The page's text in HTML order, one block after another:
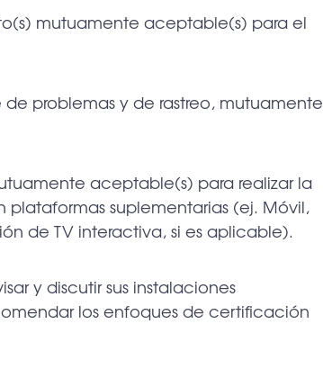
mutuamente aceptable(s) para el
problemas y de rastreo, mutuamente
aceptable(s) para realizar la
suplementarias (ej. Móvil,
de TV interactiva, si es aplicable).
y discutir sus instalaciones
los enfoques de certificación